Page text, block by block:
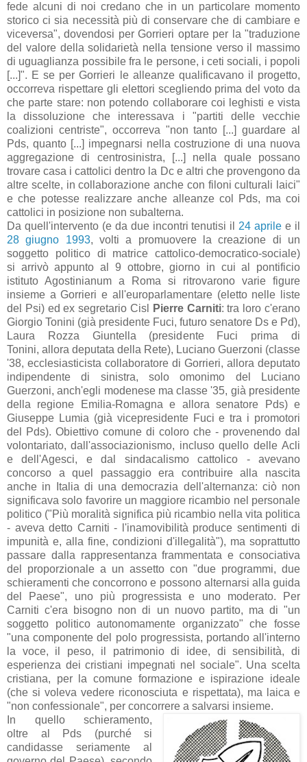
fede alcuni di noi credano che in un particolare momento
storico ci sia necessità più di conservare che di cambiare e
viceversa", dovendosi per Gorrieri optare per la "traduzione
del valore della solidarietà nella tensione verso il massimo
di uguaglianza possibile fra le persone, i ceti sociali, i popoli
[...]". E se per Gorrieri le alleanze qualificavano il progetto,
occorreva rispettare gli elettori scegliendo prima del voto da
che parte stare: non potendo collaborare coi leghisti e vista
la dissoluzione che interessava i "partiti delle vecchie
coalizioni centriste", occorreva "non tanto [...] guardare al
Pds, quanto [...] impegnarsi nella costruzione di una nuova
aggregazione di centrosinistra, [...] nella quale possano
trovare casa i cattolici dentro la Dc e altri che provengono da
altre scelte, in collaborazione anche con filoni culturali laici"
e che potesse realizzare anche alleanze col Pds, ma coi
cattolici in posizione non subalterna.
Da quell'intervento (e da due incontri tenutisi il
24 aprile e il
28 giugno 1993, volti a promuovere la creazione di un
soggetto politico di matrice cattolico-democratico-sociale)
si arrivò appunto al 9 ottobre, giorno in cui al pontificio
istituto Agostinianum a Roma si ritrovarono varie figure
insieme a Gorrieri e all'europarlamentare (eletto nelle liste
del Psi) ed ex segretario Cisl
Pierre Carniti: tra loro c'erano
Giorgio Tonini (già presidente Fuci, futuro senatore Ds e Pd),
Laura Rozza Giuntella (presidente Fuci prima di
Tonini, allora deputata della Rete), Luciano Guerzoni (classe
'38, ecclesiasticista collaboratore di Gorrieri, allora deputato
indipendente di sinistra, solo omonimo del Luciano
Guerzoni, anch'egli modenese ma classe '35, già presidente
della regione Emilia-Romagna e allora senatore Pds) e
Giuseppe Lumia (già vicepresidente Fuci e tra i promotori
del Pds). Obiettivo comune di coloro che - provenendo dal
volontariato, dall'associazionismo, incluso quello delle Acli
e dell'Agesci, e dal sindacalismo cattolico - avevano
concorso a quel passaggio era contribuire alla nascita
anche in Italia di una democrazia dell'alternanza: ciò non
significava solo favorire un maggiore ricambio nel personale
politico ("Più moralità significa più ricambio nella vita politica
- aveva detto Carniti - l'inamovibilità produce sentimenti di
impunità e, alla fine, condizioni d'illegalità"), ma soprattutto
passare dalla rappresentanza frammentata e consociativa
del proporzionale a un assetto con "due programmi, due
schieramenti che concorrono e possono alternarsi alla guida
del Paese", uno più progressista e uno moderato. Per
Carnitic'era bisogno non di un nuovo partito, ma di "un
soggetto politico autonomamente organizzato" che fosse
"una componente del polo progressista, portando all'interno
la voce, il peso, il patrimonio di idee, di sensibilità, di
esperienza dei cristiani impegnati nel sociale". Una scelta
cristiana, per la comune formazione e ispirazione ideale
(che si voleva vedere riconosciuta e rispettata), ma laica e
"non confessionale", per concorrere a salvarsi insieme.
In quello schieramento,
oltre al Pds (purché si
candidasse seriamente al